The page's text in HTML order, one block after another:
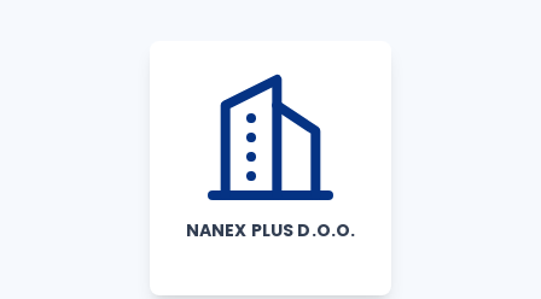
NANEX PLUS D.O.O.